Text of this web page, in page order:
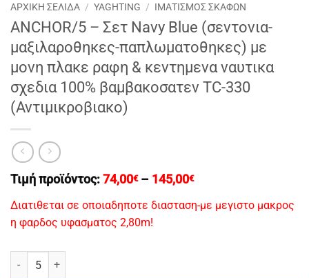
ΑΡΧΙΚΉ ΣΕΛΊΔΑ / YAGHTING / ΙΜΑΤΙΣΜΟΣ ΣΚΑΦΩΝ
ANCHOR/5 – Σετ Navy Blue (σεντονια-
μαξιλαροθηκες-παπλωματοθηκες) με
μονη πλακε ραφη & κεντημενα ναυτικα
σχεδια 100% βαμβακοσατεν TC-330
(Αντιμικροβιακο)
Τιμή προϊόντος: 74,00€ – 145,00€Price
74,00€
through
Διατιθεται σε οποιαδηποτε διασταση-με μεγιστο μακρος
η φαρδος υφασματος 2,80m!
ANCHOR/5 – Σετ Navy Blue (σεντονια-μαξιλαροθηκες-